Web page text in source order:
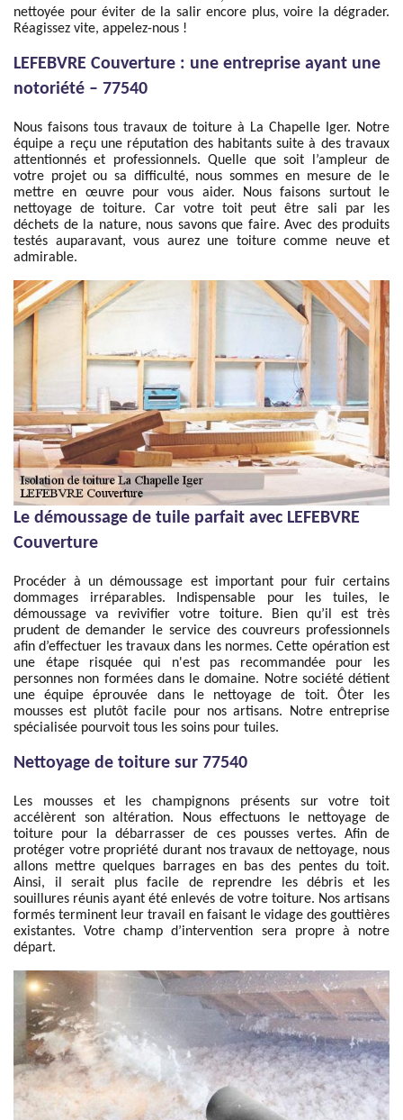
nettoyée pour éviter de la salir encore plus, voire la dégrader.
Réagissez vite, appelez-nous !
LEFEBVRE Couverture : une entreprise ayant une
notoriété – 77540
Nous faisons tous travaux de toiture à La Chapelle Iger. Notre
équipe a reçu une réputation des habitants suite à des travaux
attentionnés et professionnels. Quelle que soit l’ampleur de
votre projet ou sa difficulté, nous sommes en mesure de le
mettre en œuvre pour vous aider. Nous faisons surtout le
nettoyage de toiture. Car votre toit peut être sali par les
déchets de la nature, nous savons que faire. Avec des produits
testés auparavant, vous aurez une toiture comme neuve et
admirable.
Le démoussage de tuile parfait avec LEFEBVRE
Couverture
Procéder à un démoussage est important pour fuir certains
dommages irréparables. Indispensable pour les tuiles, le
démoussage va revivifier votre toiture. Bien qu’il est très
prudent de demander le service des couvreurs professionnels
afin d’effectuer les travaux dans les normes. Cette opération est
une étape risquée qui n'est pas recommandée pour les
personnes non formées dans le domaine. Notre société détient
une équipe éprouvée dans le nettoyage de toit. Ôter les
mousses est plutôt facile pour nos artisans. Notre entreprise
spécialisée pourvoit tous les soins pour tuiles.
Nettoyage de toiture sur 77540
Les mousses et les champignons présents sur votre toit
accélèrent son altération. Nous effectuons le nettoyage de
toiture pour la débarrasser de ces pousses vertes. Afin de
protéger votre propriété durant nos travaux de nettoyage, nous
allons mettre quelques barrages en bas des pentes du toit.
Ainsi, il serait plus facile de reprendre les débris et les
souillures réunis ayant été enlevés de votre toiture. Nos artisans
formés terminent leur travail en faisant le vidage des gouttières
existantes. Votre champ d’intervention sera propre à notre
départ.